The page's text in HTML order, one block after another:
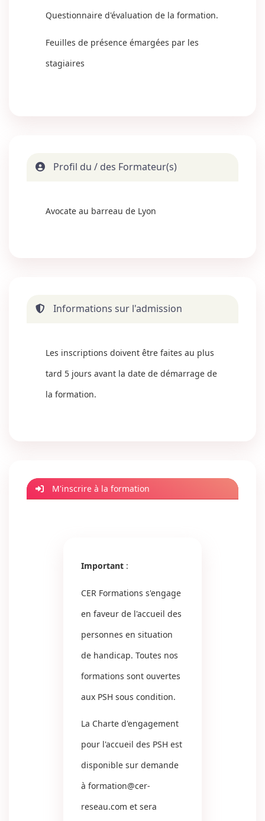
Questionnaire d'évaluation de la formation.
Feuilles de présence émargées par les
stagiaires
Profil du / des Formateur(s)
Avocate au barreau de Lyon
Informations sur l'admission
Les inscriptions doivent être faites au plus
tard 5 jours avant la date de démarrage de
la formation.
M'inscrire à la formation
Important :
CER Formations s'engage
en faveur de l'accueil des
personnes en situation
de handicap. Toutes nos
formations sont ouvertes
aux PSH sous condition.
La Charte d'engagement
pour l'accueil des PSH est
disponible sur demande
à formation@cer-
reseau.com et sera